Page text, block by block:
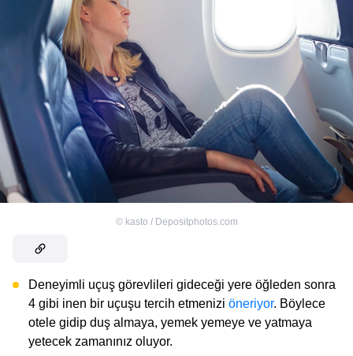
© kasto / Depositphotos.com
Deneyimli uçuş görevlileri gideceği yere öğleden sonra
4 gibi inen bir uçuşu tercih etmenizi öneriyor. Böylece
otele gidip duş almaya, yemek yemeye ve yatmaya
yetecek zamanınız oluyor.